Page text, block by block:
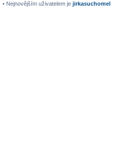
• Nejnovějším uživatelem je jirkasuchomel